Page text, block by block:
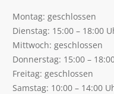
Montag: geschlossen
Dienstag: 15:00 – 18:00
Mittwoch: geschlossen
Donnerstag: 15:00 –
Freitag: geschlossen
Samstag: 10:00 – 14:00